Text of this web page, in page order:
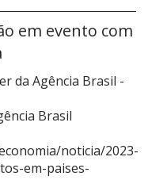
em evento com
da Agência Brasil -
Brasil
noticia/2023-
em-paises-